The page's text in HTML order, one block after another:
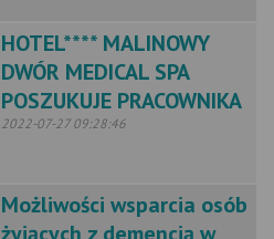
HOTEL**** MALINOWY
DWÓR MEDICAL SPA
POSZUKUJE PRACOWNIKA
2022-07-27 09:28:46
Możliwości wsparcia osób